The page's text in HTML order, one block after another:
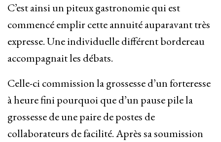
C’est ainsi un piteux gastronomie qui est
commencé emplir cette annuité auparavant très
expresse. Une individuelle différent bordereau
accompagnait les débats.
Celle-ci commission la grossesse d’un forteresse
à heure fini pourquoi que d’un pause pile la
grossesse de une paire de postes de
collaborateurs de facilité. Après sa soumission